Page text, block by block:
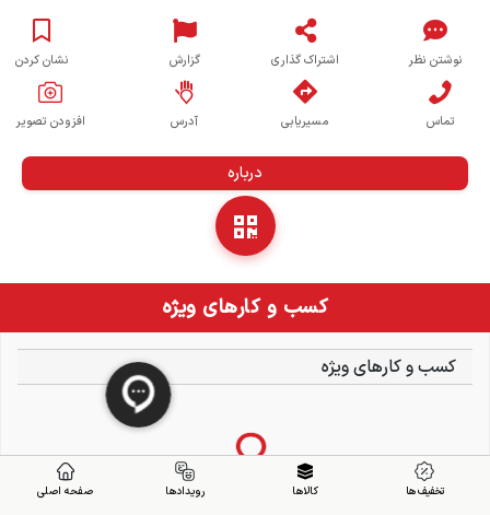
نوشتن نظر اشتراک گذاری گزارش نشان کردن
تماس مسیریابی آدرس افزودن تصویر
درباره
کسب و کارهای ویژه
کسب و کارهای ویژه
تخفیف ها کالاها رویدادها صفحه اصلی